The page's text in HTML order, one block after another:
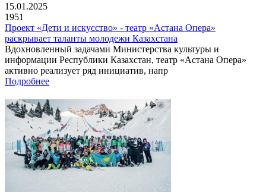
15.01.2025
1951
Проект «Дети и искусство» - театр «Астана Опера»
раскрывает таланты молодежи Казахстана
Вдохновленный задачами Министерства культуры и
информации Республики Казахстан, театр «Астана Опера»
активно реализует ряд инициатив, напр
Подробнее